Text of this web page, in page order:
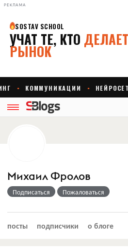
РЕКЛАМА
Михаил Фролов
Подписаться Пожаловаться
посты подписчики о блоге